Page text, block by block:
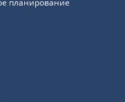
планирование